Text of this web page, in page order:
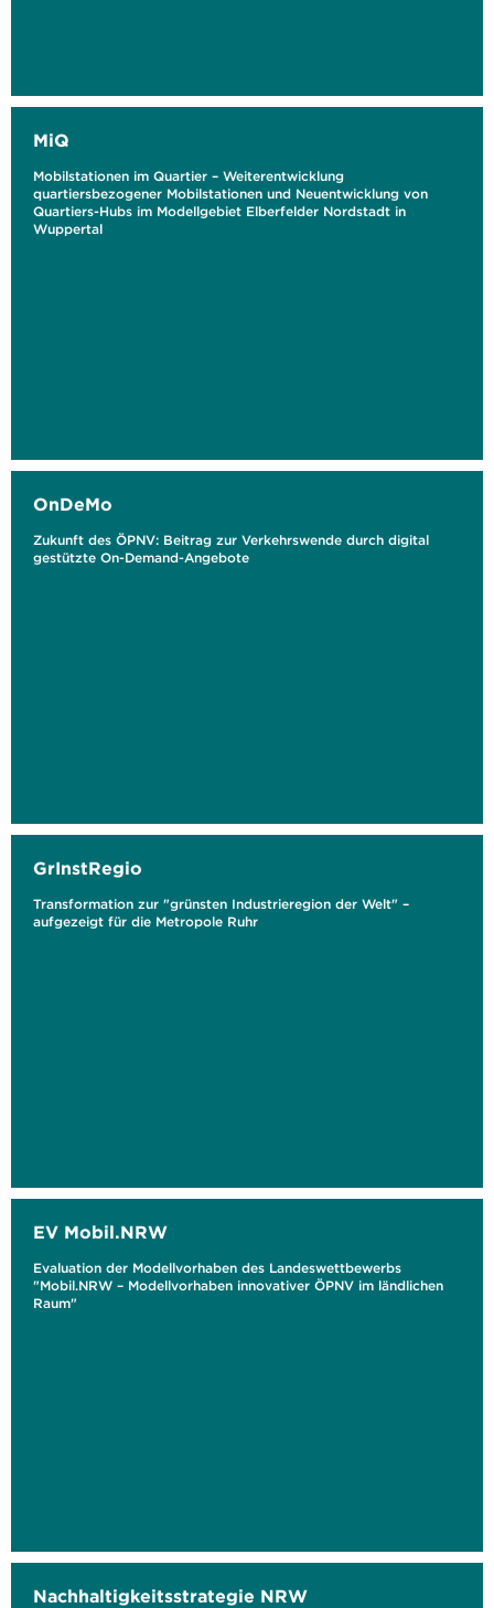
MiQ
Mobilstationen im Quartier – Weiterentwicklung
quartiersbezogener Mobilstationen und Neuentwicklung von
Quartiers-Hubs im Modellgebiet Elberfelder Nordstadt in
Wuppertal
OnDeMo
Zukunft des ÖPNV: Beitrag zur Verkehrswende durch digital
gestützte On-Demand-Angebote
GrInstRegio
Transformation zur "grünsten Industrieregion der Welt" –
aufgezeigt für die Metropole Ruhr
EV Mobil.NRW
Evaluation der Modellvorhaben des Landeswettbewerbs
"Mobil.NRW – Modellvorhaben innovativer ÖPNV im ländlichen
Raum"
Nachhaltigkeitsstrategie NRW